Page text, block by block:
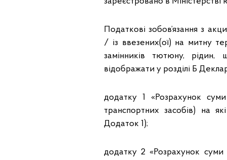
Податкові зобов’язання з
/ із ввезених(ої) на митну
замінників тютюну, рідин,
відображати у розділі Б
додатку 1 «Розрахунок
транспортних засобів) на
Додаток 1);
додатку 2 «Розрахунок